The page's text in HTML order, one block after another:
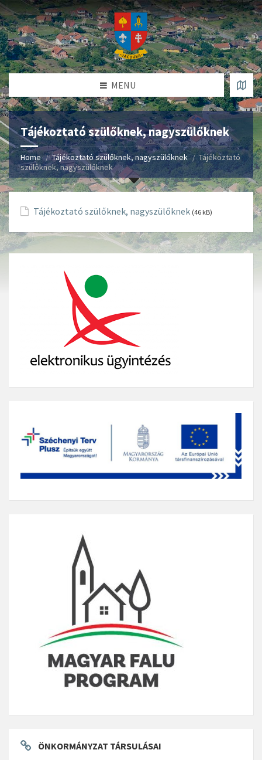
MENU
Tájékoztató szülőknek, nagyszülőknek
Home Tájékoztató szülőknek, nagyszülőknek
Tájékoztató
szülőknek, nagyszülőknek
Tájékoztató szülőknek, nagyszülőknek (46 kB)
ÖNKORMÁNYZAT TÁRSULÁSAI